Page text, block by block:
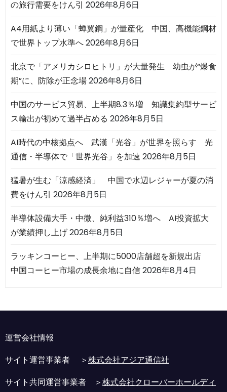
の旅行需要をけん引 2026年8月6日
A4用紙より薄い「蝉翼鋼」が量産化 中国、高機能鋼材
で世界トップ水準へ2026年8月6日
北京で「アメリカシロヒトリ」が大量発生 幼虫が“爆食
期”に、防除が正念場2026年8月6日
中国のサービス貿易、上半期8.3％増 知識集約型サービ
ス輸出が初めて過半占める 2026年8月5日
AI時代の中核拠点へ 武漢「光谷」が世界を照らす 光
通信・半導体で「世界光谷」を加速 2026年8月5日
猛暑が生む「涼感経済」 中国で水辺レジャーが夏の消
費をけん引 2026年8月5日
半導体設備大手・中微、純利益310％増へ AI投資拡大
が業績押し上げ2026年8月5日
ラッキンコーヒー、上半期に5000店舗超を新規出店
中国コーヒー市場の成長余地に自信2026年8月4日
運営会社情報
サイト運営事業者 ＞株式会社アジア通信社
サイト共同運営事業者 ＞株式会社クローバーホールディ